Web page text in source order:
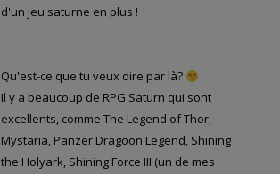
d'un jeu saturne en plus !
Qu'est-ce que tu veux dire par là?
Il y a beaucoup de RPG Saturn qui sont
excellents, comme The Legend of Thor,
Mystaria, Panzer Dragoon Legend, Shining
the Holyark, Shining Force III (un de mes